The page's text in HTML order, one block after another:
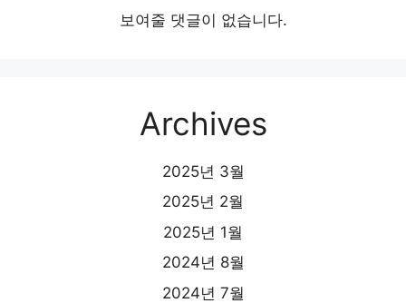
보여줄 댓글이 없습니다.
Archives
2025년 3월
2025년 2월
2025년 1월
2024년 8월
2024년 7월